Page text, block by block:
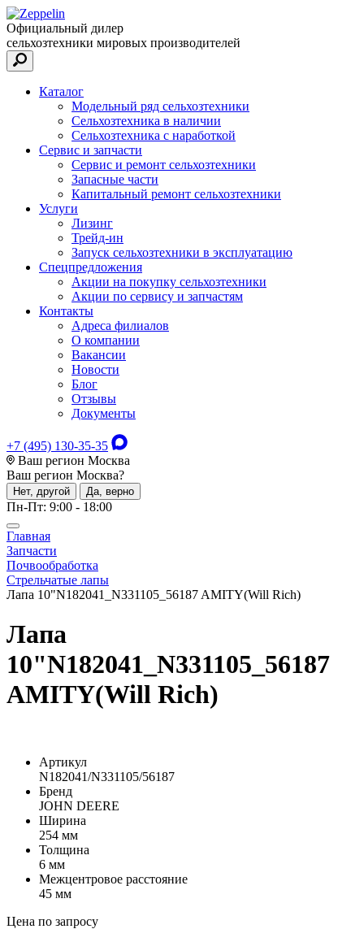
Официальный дилер
сельхозтехники мировых производителей
Каталог
Модельный ряд сельхозтехники
Сельхозтехника в наличии
Сельхозтехника с наработкой
Сервис и запчасти
Сервис и ремонт сельхозтехники
Запасные части
Капитальный ремонт сельхозтехники
Услуги
Лизинг
Трейд-ин
Запуск сельхозтехники в эксплуатацию
Спецпредложения
Акции на покупку сельхозтехники
Акции по сервису и запчастям
Контакты
Адреса филиалов
О компании
Вакансии
Новости
Блог
Отзывы
Документы
+7 (495) 130-35-35
Ваш регион Москва
Ваш регион Москва?
Нет, другой Да, верно
Пн-Пт: 9:00 - 18:00
Главная
Запчасти
Почвообработка
Стрельчатые лапы
Лапа 10"N182041_N331105_56187 AMITY(Will Rich)
Лапа
10"N182041_N331105_56187
AMITY(Will Rich)
Артикул
N182041/N331105/56187
Бренд
JOHN DEERE
Ширина
254 мм
Толщина
6 мм
Межцентровое расстояние
45 мм
Цена по запросу